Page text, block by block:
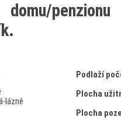
domu/
lázně
Podlaží
Plocha
Plocha